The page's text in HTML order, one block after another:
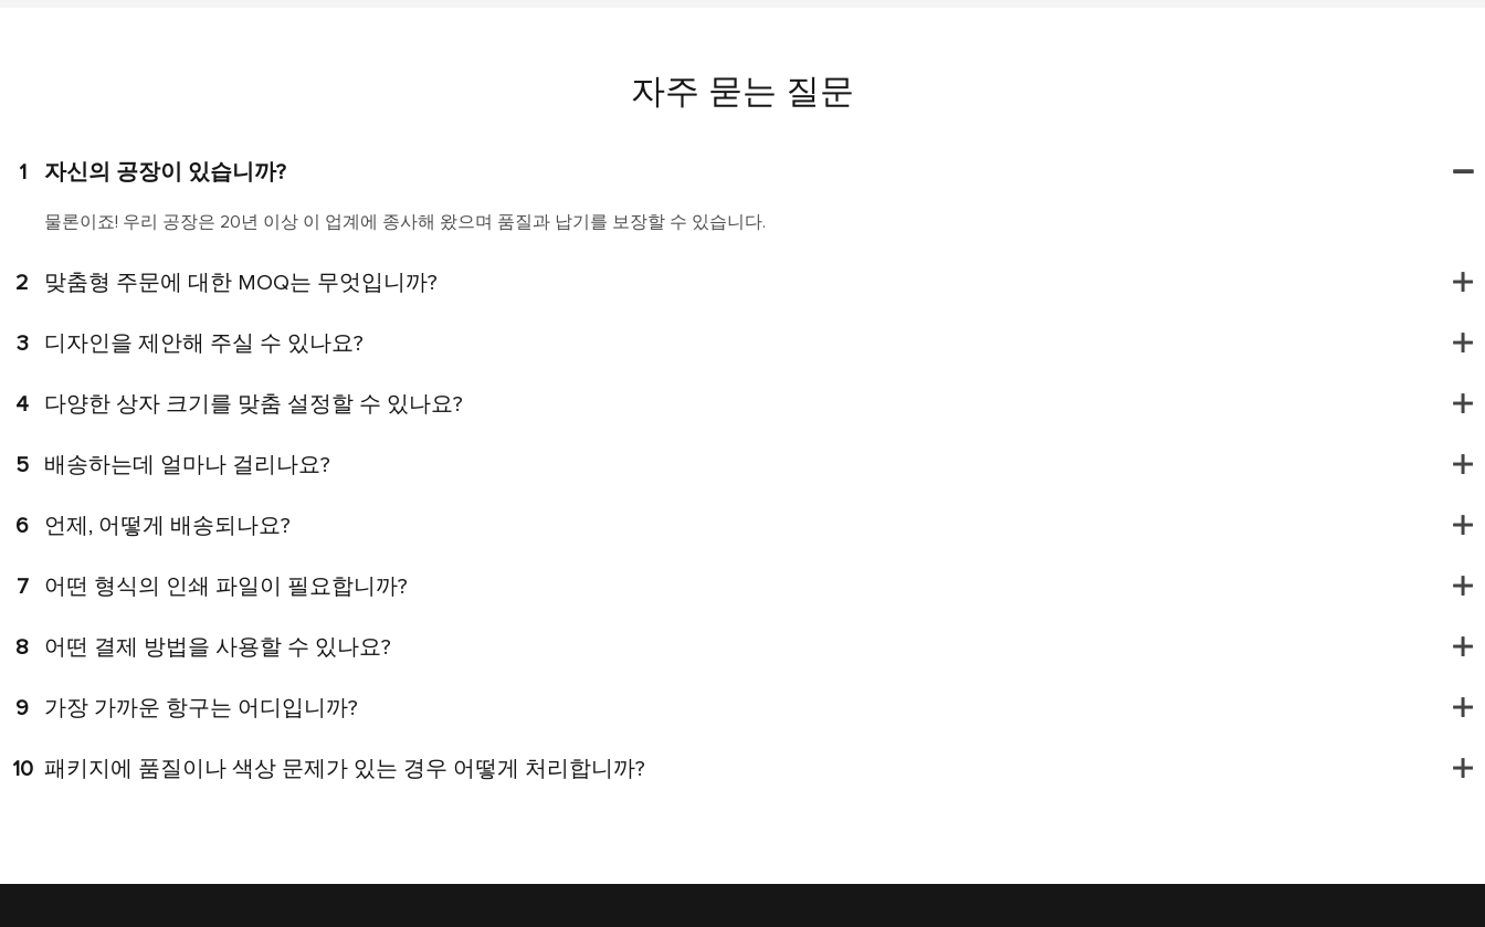
자주 묻는 질문
1 자신의 공장이 있습니까?
물론이죠! 우리 공장은 20년 이상 이 업계에 종사해 왔으며 품질과 납기를 보장할 수 있습니다.
2 맞춤형 주문에 대한 MOQ는 무엇입니까?
3 디자인을 제안해 주실 수 있나요?
4 다양한 상자 크기를 맞춤 설정할 수 있나요?
5 배송하는데 얼마나 걸리나요?
6 언제, 어떻게 배송되나요?
7 어떤 형식의 인쇄 파일이 필요합니까?
8 어떤 결제 방법을 사용할 수 있나요?
9 가장 가까운 항구는 어디입니까?
10 패키지에 품질이나 색상 문제가 있는 경우 어떻게 처리합니까?